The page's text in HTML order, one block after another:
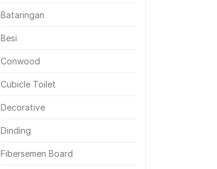
Bataringan
Besi
Conwood
Cubicle Toilet
Decorative
Dinding
Fibersemen Board